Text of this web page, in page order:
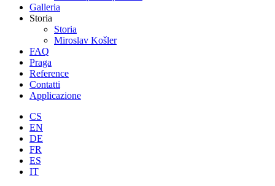
Galleria
Storia
Storia
Miroslav Košler
FAQ
Praga
Reference
Contatti
Applicazione
CS
EN
DE
FR
ES
IT